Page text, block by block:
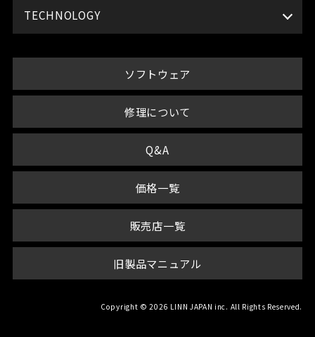
TECHNOLOGY
ソフトウェア
修理について
Q&A
価格一覧
販売店一覧
旧製品マニュアル
Copyright © 2026 LINN JAPAN inc. All Rights Reserved.